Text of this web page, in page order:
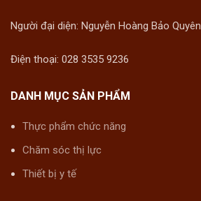
Người đại diện: Nguyễn Hoàng Bảo Quyên
Điện thoại: 028 3535 9236
DANH MỤC SẢN PHẨM
Thực phẩm chức năng
Chăm sóc thị lực
Thiết bị y tế